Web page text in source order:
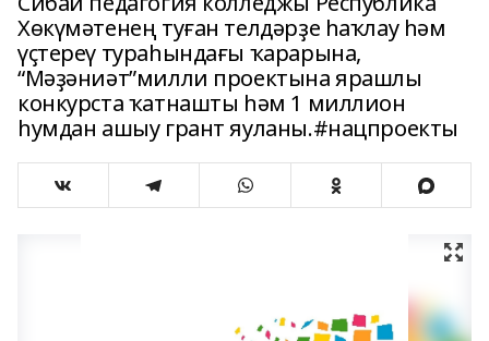
Хөкүмәтенең туған телдәрҙе һаҡлау һәм
үҫтереү тураһындағы ҡарарына,
“Мәҙәниәт”милли проектына ярашлы
конкурста ҡатнашты һәм 1 миллион
һумдан ашыу грант яуланы.#нацпроекты